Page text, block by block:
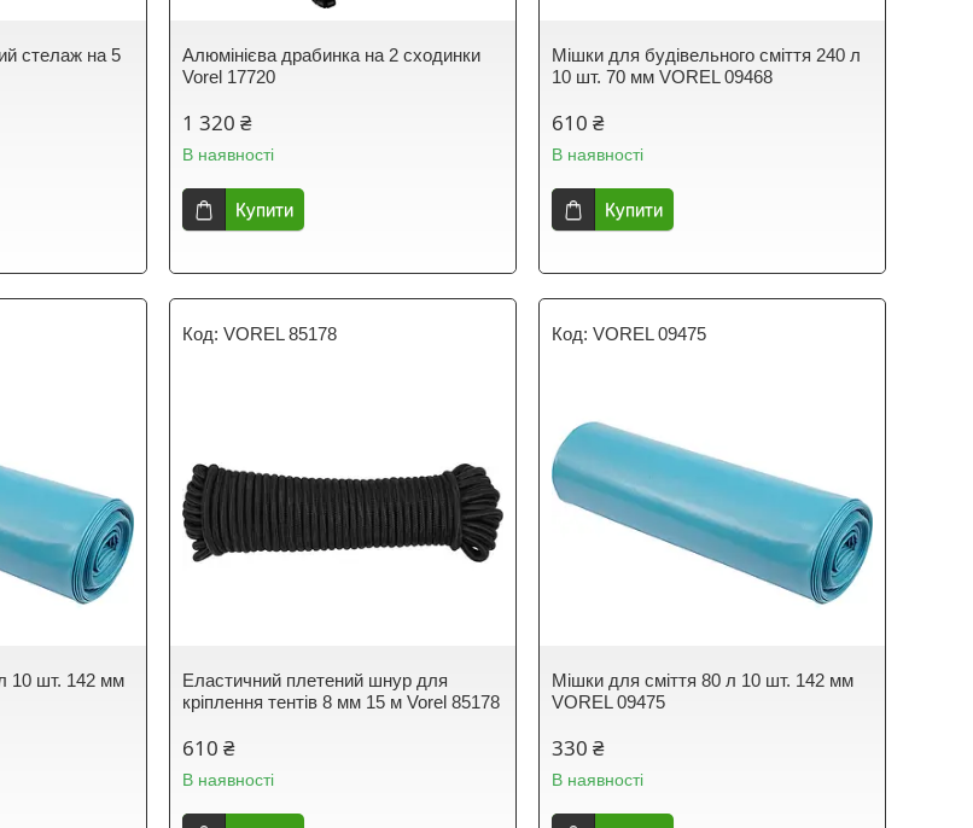
стелаж на 5
Алюмінієва драбинка на 2 сходинки
Vorel 17720
1 320 ₴
В наявності
Купити
Мішки для будівельного сміття 240 л
10 шт. 70 мм VOREL 09468
610 ₴
В наявності
Купити
10 шт. 142 мм
VOREL 85178
Еластичний плетений шнур для
кріплення тентів 8 мм 15 м Vorel 85178
610 ₴
В наявності
VOREL 09475
Мішки для сміття 80 л 10 шт. 142 мм
VOREL 09475
330 ₴
В наявності